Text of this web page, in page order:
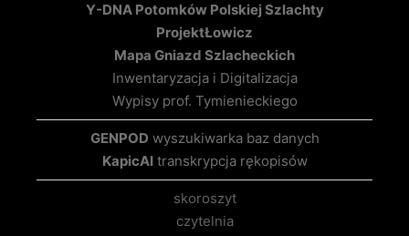
Y-DNA Potomków Polskiej Szlachty
ProjektŁowicz
Mapa Gniazd Szlacheckich
Inwentaryzacja i Digitalizacja
Wypisy prof. Tymienieckiego
GENPOD wyszukiwarka baz danych
KapicAItranskrypcja rękopisów
skoroszyt
czytelnia